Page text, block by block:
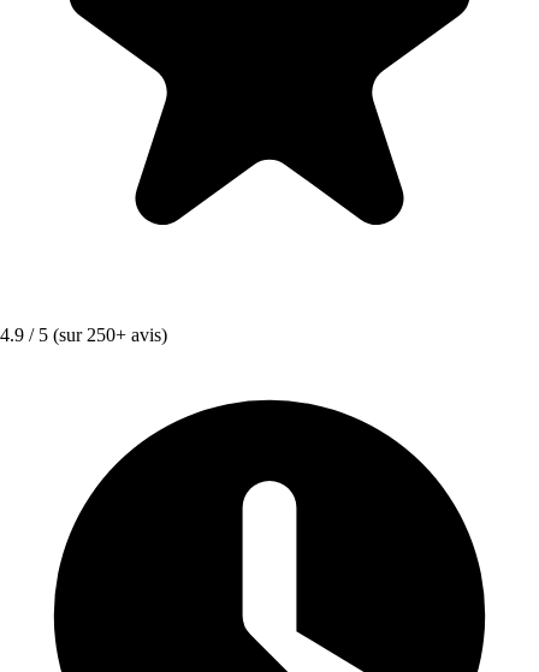
4.9 / 5 (sur 250+ avis)